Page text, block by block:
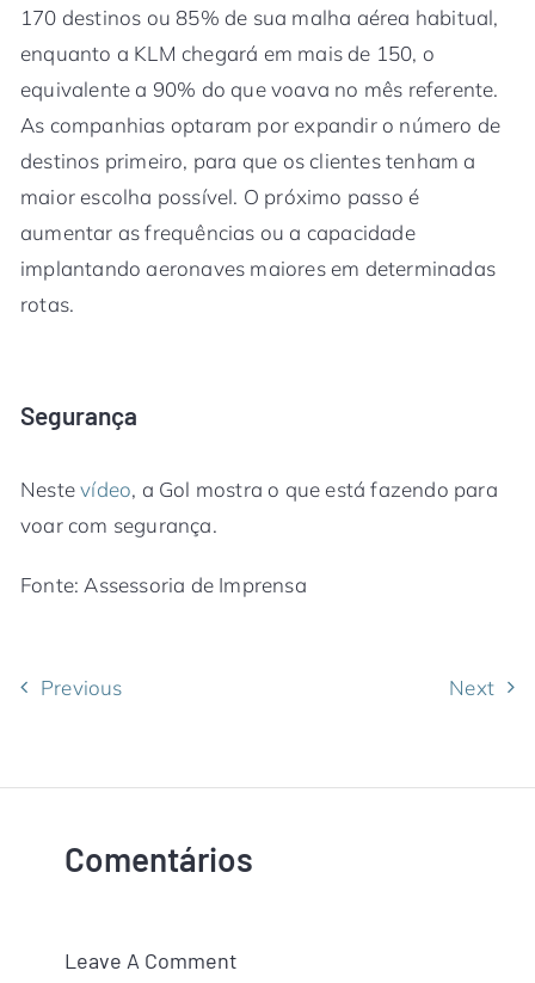
170 destinos ou 85% de sua malha aérea habitual,
enquanto a KLM chegará em mais de 150, o
equivalente a 90% do que voava no mês referente.
As companhias optaram por expandir o número de
destinos primeiro, para que os clientes tenham a
maior escolha possível. O próximo passo é
aumentar as frequências ou a capacidade
implantando aeronaves maiores em determinadas
rotas.
Segurança
Nestevídeo, a Gol mostra o que está fazendo para
voar com segurança.
Fonte: Assessoria de Imprensa
Previous Next
Comentários
Leave A Comment